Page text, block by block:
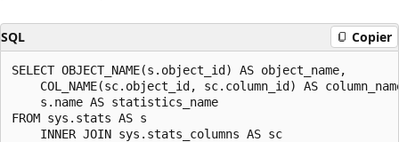
SQL Copier
SELECT OBJECT_NAME(s.object_id) AS object_name,
COL_NAME(sc.object_id, sc.column_id) AS
    s.name AS statistics_name
FROM sys.stats AS s
    INNER JOIN sys.stats_columns AS sc